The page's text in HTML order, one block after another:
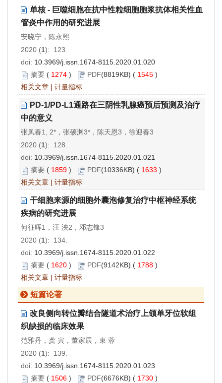
单核 - 巨噬细胞在抗中性粒细胞胞浆抗体相关性血
管炎中作用的研究进展
安晓宁，陈永熙
2020 (1): 123.
doi: 10.3969/j.issn.1674-8115.2020.01.020
摘要 ( 1274 ) PDF(8819KB) ( 1545 )
相关文章 | 计量指标
PD-1/PD-L1通路在三阴性乳腺癌预后预测及治疗
中的意义
张凤春1, 2*，张硕渊3*，陈天恩3，徐迎春3
2020 (1): 128.
doi: 10.3969/j.issn.1674-8115.2020.01.021
摘要 ( 1859 ) PDF(10336KB) ( 1633 )
相关文章 | 计量指标
干细胞来源的细胞外囊泡修复治疗中枢神经系统
疾病的研究进展
何征晖1，汪 泱2，邓志锋3
2020 (1): 134.
doi: 10.3969/j.issn.1674-8115.2020.01.022
摘要 ( 1620 ) PDF(9142KB) ( 1788 )
相关文章 | 计量指标
短篇论著
改良侧向转位瓣结合隧道术治疗上颌单牙位软组
织缺损的临床效果
范雅丹，龚 寅，董家辰，束 蓉
2020 (1): 139.
doi: 10.3969/j.issn.1674-8115.2020.01.023
摘要 ( 1506 ) PDF(6676KB) ( 1730 )